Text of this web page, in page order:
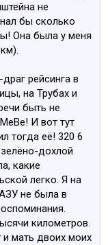
не
бы сколько
Она была у меня
рейсинга в
на Трубах и
быть не
И вот тут
тогда её! 320 6
дохлой
какие
легко. Я на
не была в
километров.
и мать двоих моих